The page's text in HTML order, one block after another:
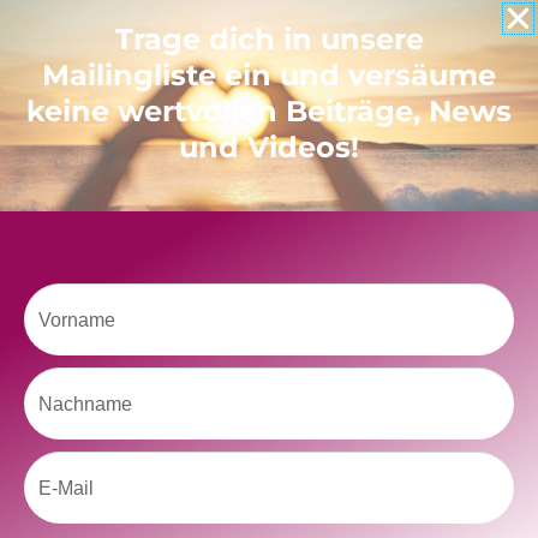
Like uns auf Facebook
Trage dich in unsere
Mailingliste ein und versäume
keine wertvollen Beiträge, News
und Videos!
Vorname
Nachname
Email